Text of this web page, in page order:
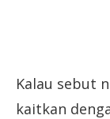
Kalau sebut
kaitkan